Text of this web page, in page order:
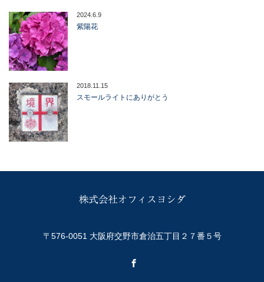
2024.6.9
紫陽花
2018.11.15
スモールライトにありがとう
〒576-0051 大阪府交野市倉治五丁目２７番５号